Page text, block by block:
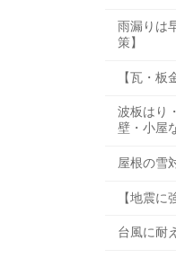
雨漏りは
策】
【瓦・板
波板はり
壁・小屋
屋根の雪
【地震に
台風に耐